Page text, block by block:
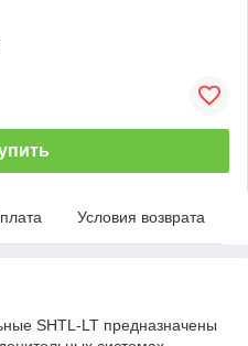
Условия возврата
SHTL-LT предназначены